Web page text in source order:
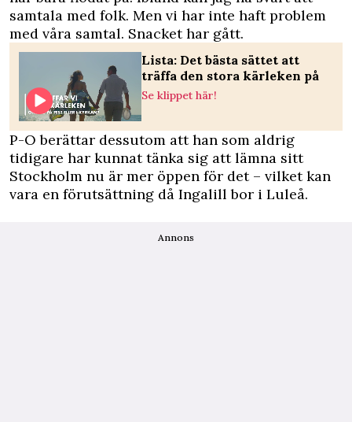
samtala med folk. Men vi har inte haft problem
med våra samtal. Snacket har gått.
Lista: Det bästa sättet att
träffa den stora kärleken på
Se klippet här!
P-O berättar dessutom att han som aldrig
tidigare har kunnat tänka sig att lämna sitt
Stockholm nu är mer öppen för det – vilket kan
vara en förutsättning då Ingalill bor i Luleå.
Annons